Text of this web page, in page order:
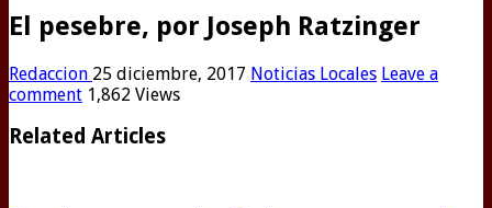
El pesebre, por Joseph Ratzinger
Redaccion 25 diciembre, 2017 Noticias Locales Leave a
comment 1,862 Views
Related Articles